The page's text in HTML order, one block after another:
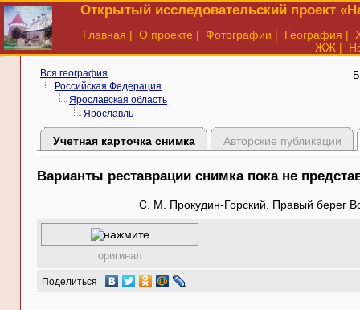
Открытый исследовательский проект
Главная | О проекте | Фотографии | География |
ЖЖ |
Вся география
Российская Федерация
Ярославская область
Ярославль
Учетная карточка снимка Авторские публикации
Варианты реставрации снимка пока не
С. М. Прокудин-Горский. Правый берег
оригинал
Поделиться